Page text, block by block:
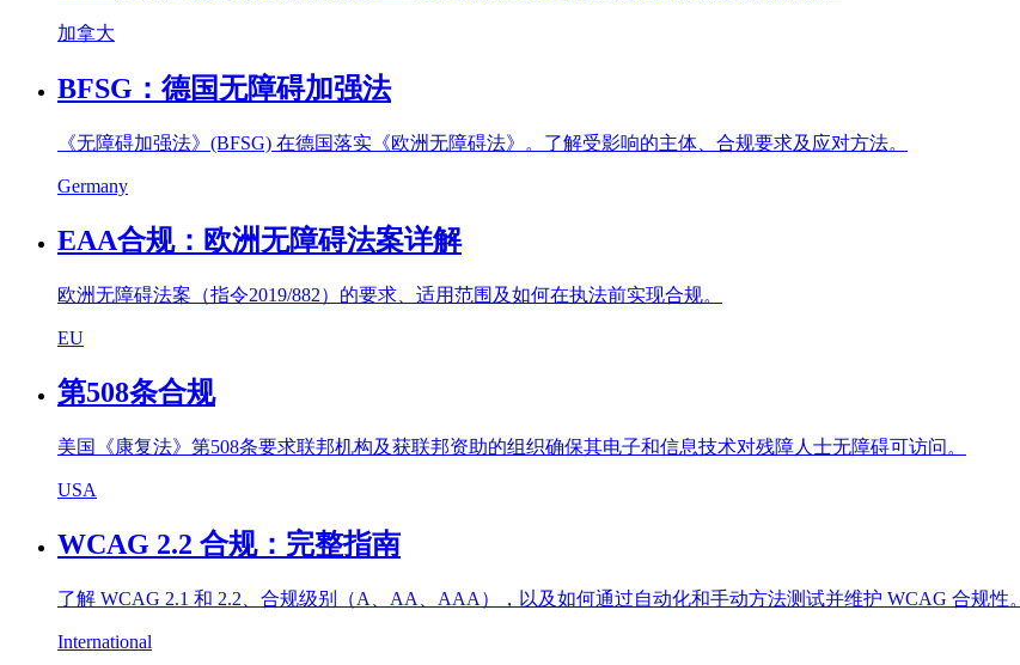
加拿大
BFSG：德国无障碍加强法
《无障碍加强法》(BFSG) 在德国落实《欧洲无障碍法》。了解受影响的主体、合规要求及应对方法。
Germany
EAA合规：欧洲无障碍法案详解
欧洲无障碍法案（指令2019/882）的要求、适用范围及如何在执法前实现合规。
EU
第508条合规
美国《康复法》第508条要求联邦机构及获联邦资助的组织确保其电子和信息技术对残障人士无障碍可访问。
USA
WCAG 2.2 合规：完整指南
了解 WCAG 2.1 和 2.2、合规级别（A、AA、AAA），以及如何通过自动化和手动方法测试并维护 WCAG 合规性。
International